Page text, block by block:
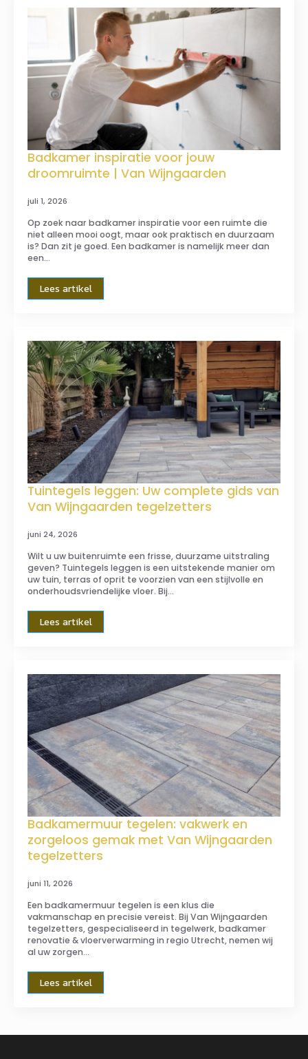
Badkamer inspiratie voor jouw
droomruimte | Van Wijngaarden
juli 1, 2026
Op zoek naar badkamer inspiratie voor een ruimte die
niet alleen mooi oogt, maar ook praktisch en duurzaam
is? Dan zit je goed. Een badkamer is namelijk meer dan
een…
Lees artikel
Tuintegels leggen: Uw complete gids van
Van Wijngaarden tegelzetters
juni 24, 2026
Wilt u uw buitenruimte een frisse, duurzame uitstraling
geven? Tuintegels leggen is een uitstekende manier om
uw tuin, terras of oprit te voorzien van een stijlvolle en
onderhoudsvriendelijke vloer. Bij…
Lees artikel
Badkamermuur tegelen: vakwerk en
zorgeloos gemak met Van Wijngaarden
tegelzetters
juni 11, 2026
Een badkamermuur tegelen is een klus die
vakmanschap en precisie vereist. Bij Van Wijngaarden
tegelzetters, gespecialiseerd in tegelwerk, badkamer
renovatie & vloerverwarming in regio Utrecht, nemen wij
al uw zorgen…
Lees artikel